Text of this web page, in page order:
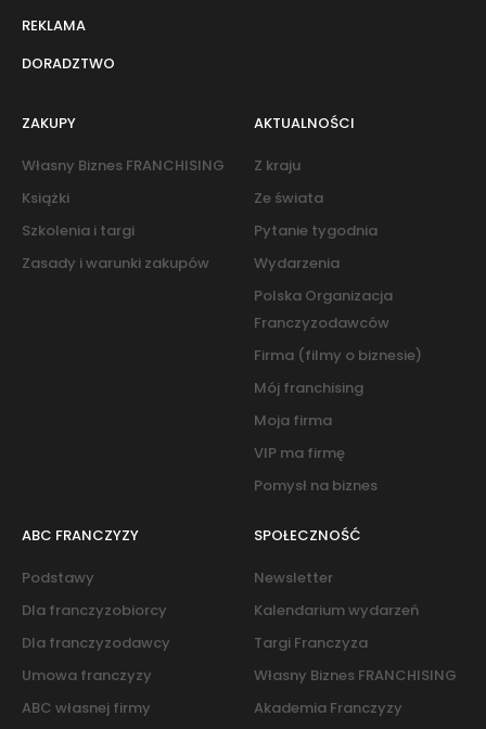
REKLAMA
DORADZTWO
ZAKUPY
Własny Biznes FRANCHISING
Książki
Szkolenia i targi
Zasady i warunki zakupów
AKTUALNOŚCI
Z kraju
Ze świata
Pytanie tygodnia
Wydarzenia
Polska Organizacja
Franczyzodawców
Firma (filmy o biznesie)
Mój franchising
Moja firma
VIP ma firmę
Pomysł na biznes
ABC FRANCZYZY
Podstawy
Dla franczyzobiorcy
Dla franczyzodawcy
Umowa franczyzy
ABC własnej firmy
SPOŁECZNOŚĆ
Newsletter
Kalendarium wydarzeń
Targi Franczyza
Własny Biznes FRANCHISING
Akademia Franczyzy